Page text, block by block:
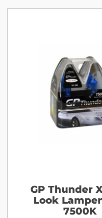
GP Thunder
Look
7500K